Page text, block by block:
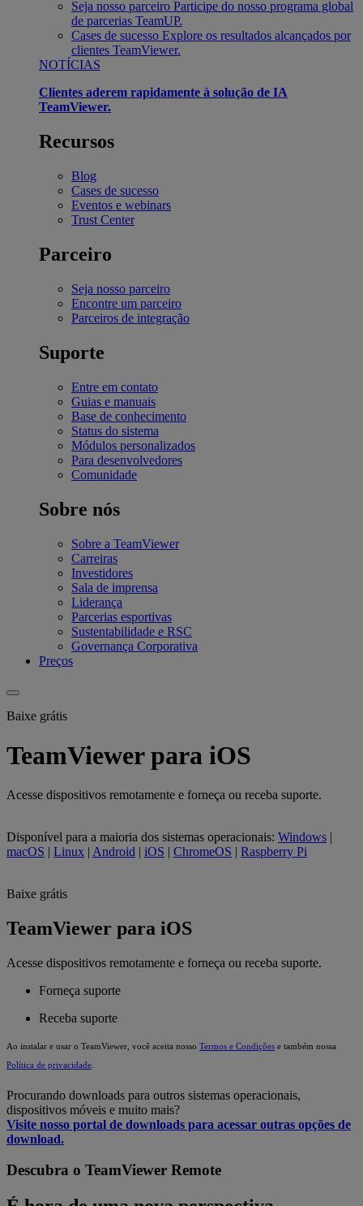
Seja nosso parceiro Participe do nosso programa global
de parcerias TeamUP.
Cases de sucesso Explore os resultados alcançados por
clientes TeamViewer.
NOTÍCIAS
Clientes aderem rapidamente à solução de IA
TeamViewer.
Recursos
Blog
Cases de sucesso
Eventos e webinars
Trust Center
Parceiro
Seja nosso parceiro
Encontre um parceiro
Parceiros de integração
Suporte
Entre em contato
Guias e manuais
Base de conhecimento
Status do sistema
Módulos personalizados
Para desenvolvedores
Comunidade
Sobre nós
Sobre a TeamViewer
Carreiras
Investidores
Sala de imprensa
Liderança
Parcerias esportivas
Sustentabilidade e RSC
Governança Corporativa
Preços
Baixe grátis
TeamViewer para iOS
Acesse dispositivos remotamente e forneça ou receba suporte.
Disponível para a maioria dos sistemas operacionais: Windows |
macOS | Linux | Android | iOS | ChromeOS | Raspberry Pi
Baixe grátis
TeamViewer para iOS
Acesse dispositivos remotamente e forneça ou receba suporte.
Forneça suporte
Receba suporte
Ao instalar e usar o TeamViewer, você aceita nosso Termos e Condições e também nossa
Política de privacidade
Procurando downloads para outros sistemas operacionais,
dispositivos móveis e muito mais?
Visite nosso portal de downloads para acessar outras opções de
download.
Descubra o TeamViewer Remote